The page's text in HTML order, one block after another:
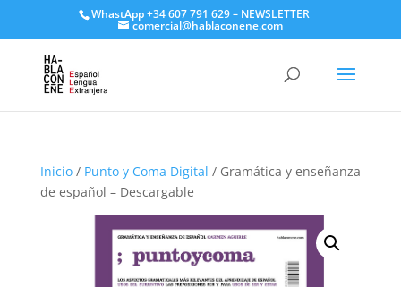
WhastApp+34 607 791 629– NEWSLETTER
comercial@hablaconene.com
Inicio/ Punto y Coma Digital / Gramática y enseñanza
de español – Descargable